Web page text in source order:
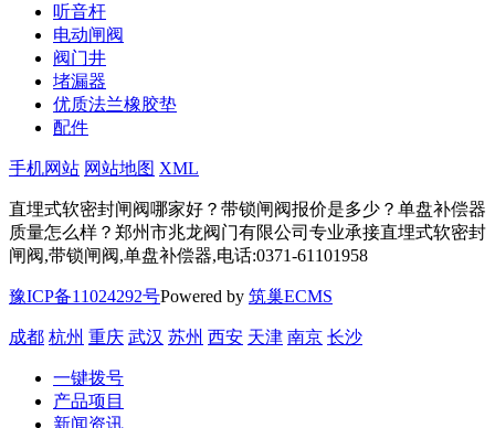
听音杆
电动闸阀
阀门井
堵漏器
优质法兰橡胶垫
配件
手机网站 网站地图 XML
直埋式软密封闸阀哪家好？带锁闸阀报价是多少？单盘补偿器
质量怎么样？郑州市兆龙阀门有限公司专业承接直埋式软密封
闸阀,带锁闸阀,单盘补偿器,电话:0371-61101958
豫ICP备11024292号Powered by 筑巢ECMS
成都 杭州 重庆 武汉 苏州 西安 天津 南京 长沙
一键拨号
产品项目
新闻资讯